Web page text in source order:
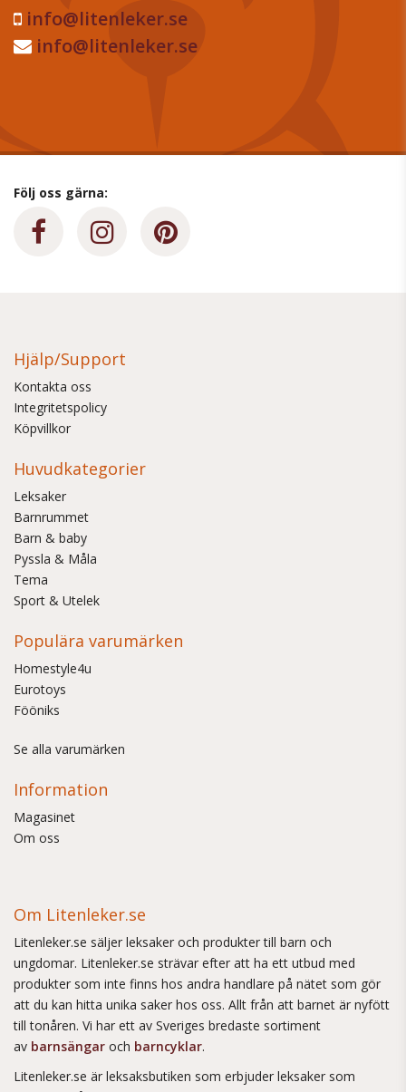
info@litenleker.se
info@litenleker.se
Följ oss gärna:
Hjälp/Support
Kontakta oss
Integritetspolicy
Köpvillkor
Huvudkategorier
Leksaker
Barnrummet
Barn & baby
Pyssla & Måla
Tema
Sport & Utelek
Populära varumärken
Homestyle4u
Eurotoys
Fööniks
Se alla varumärken
Information
Magasinet
Om oss
Om Litenleker.se
Litenleker.se säljer leksaker och produkter till barn och
ungdomar. Litenleker.se strävar efter att ha ett utbud med
produkter som inte finns hos andra handlare på nätet som gör
att du kan hitta unika saker hos oss. Allt från att barnet är nyfött
till tonåren. Vi har ett av Sveriges bredaste sortiment
av barnsängar och barncyklar.
Litenleker.se är leksaksbutiken som erbjuder leksaker som